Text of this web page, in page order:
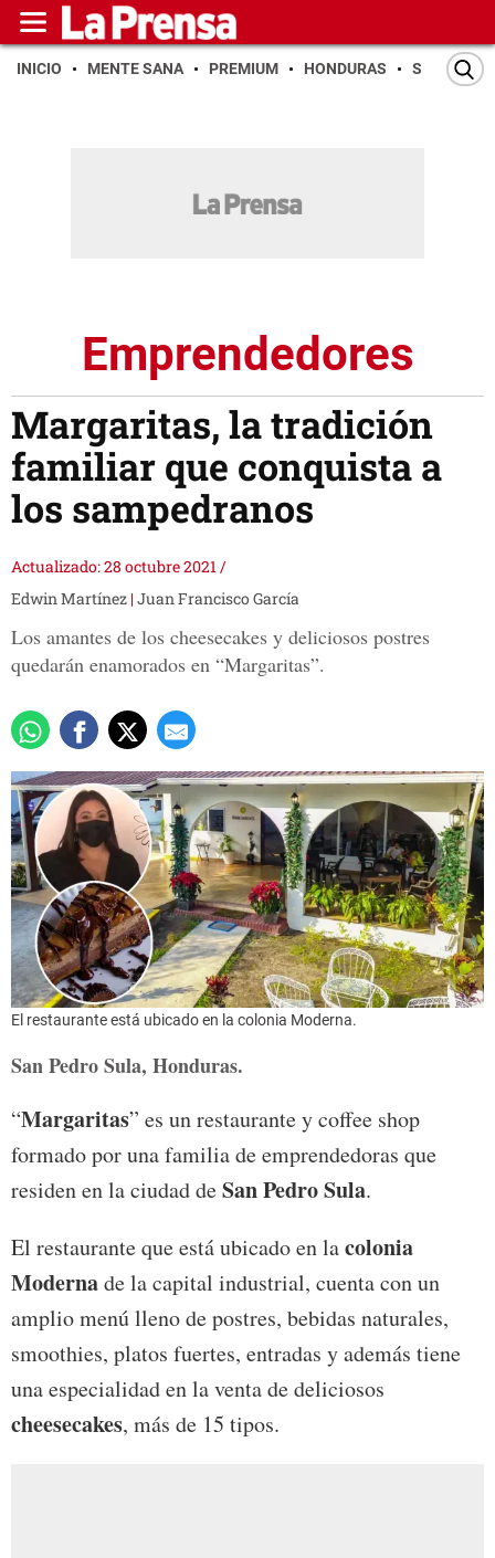
INICIO MENTE SANA PREMIUM HONDURAS SAN PEDRO
Emprendedores
Margaritas, la tradición
familiar que conquista a
los sampedranos
Actualizado: 28 octubre 2021/
Edwin Martínez |Juan Francisco García
Los amantes de los cheesecakes y deliciosos postres
quedarán enamorados en “Margaritas”.
El restaurante está ubicado en la colonia Moderna.
San Pedro Sula, Honduras.
“Margaritas” es un restaurante y coffee shop
formado por una familia de emprendedoras que
residen en la ciudad deSan Pedro Sula.
El restaurante que está ubicado en lacolonia
Modernade la capital industrial, cuenta con un
amplio menú lleno de postres, bebidas naturales,
smoothies, platos fuertes, entradas y además tiene
una especialidad en la venta de deliciosos
cheesecakes, más de 15 tipos.